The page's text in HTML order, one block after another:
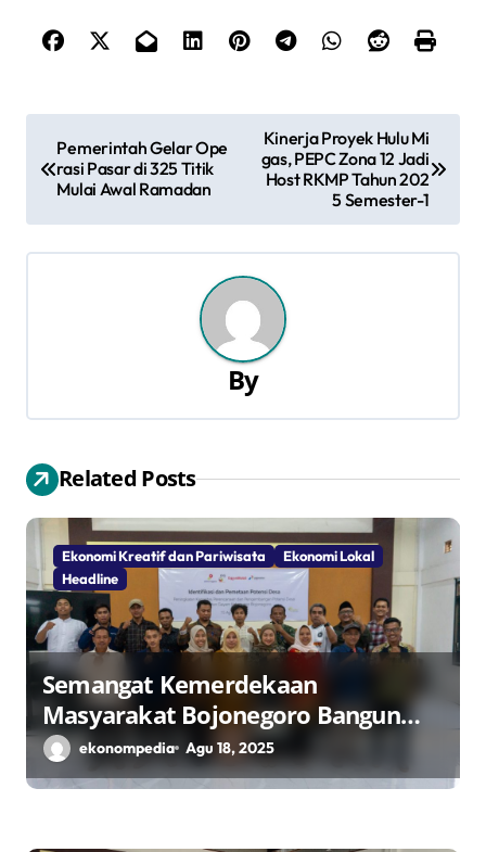
a
v
i
p
o
s
Pemerintah Gelar Ope
rasi Pasar di 325 Titik
Mulai Awal Ramadan
Kinerja Proyek Hulu Mi
gas, PEPC Zona 12 Jadi
Host RKMP Tahun 202
5 Semester-1
By
Related Posts
Ekonomi Kreatif dan Pariwisata
Ekonomi Lokal
Headline
Semangat Kemerdekaan
Masyarakat Bojonegoro Bangun
Desa Mandiri Ekonomi
ekonompedia Agu 18, 2025